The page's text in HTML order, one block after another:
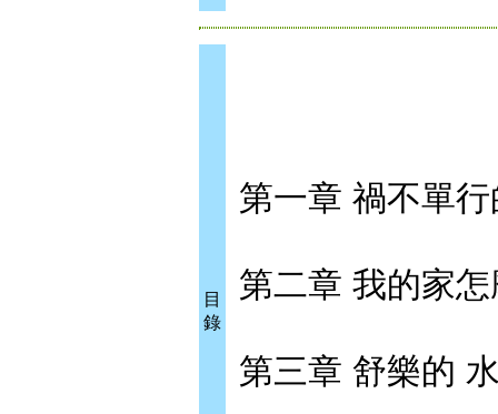
目
錄
第一章 禍不單
第二章 我的家
第三章 舒樂的